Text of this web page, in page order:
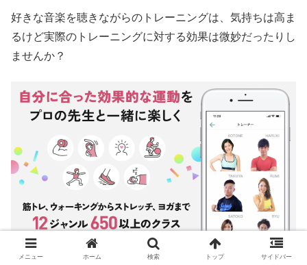
好きな音楽を聴きながらのトレーニングは、気持ちは高ま
るけど実際のトレーニングに対する効果は微妙だったりし
ませんか？
メニュー ホーム 検索 トップ サイドバー